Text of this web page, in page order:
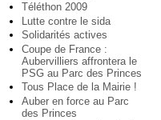
Téléthon 2009
Lutte contre le sida
Solidarités actives
Coupe de France :
Aubervilliers affrontera le
PSG au Parc des Princes
Tous Place de la Mairie !
Auber en force au Parc
des Princes